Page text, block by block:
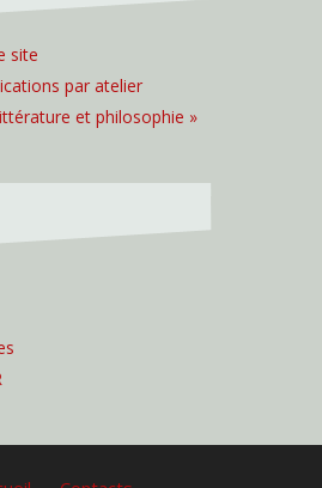
site
par atelier
et philosophie »